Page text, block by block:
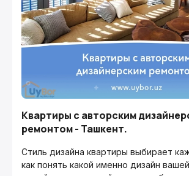
Квартиры с авторским
ремонтом - Ташкент.
Стиль дизайна квартиры выбирает
как понять какой именно дизайн